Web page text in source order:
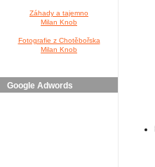
Záhady a tajemno
Milan Knob
Fotografie z Chotěbořska
Milan Knob
Google Adwords